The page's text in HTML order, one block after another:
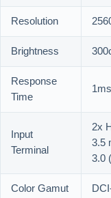
Resolution
Brightness
Response
Time
1ms
Input
Terminal
2x
3.5
3.0
Color Gamut